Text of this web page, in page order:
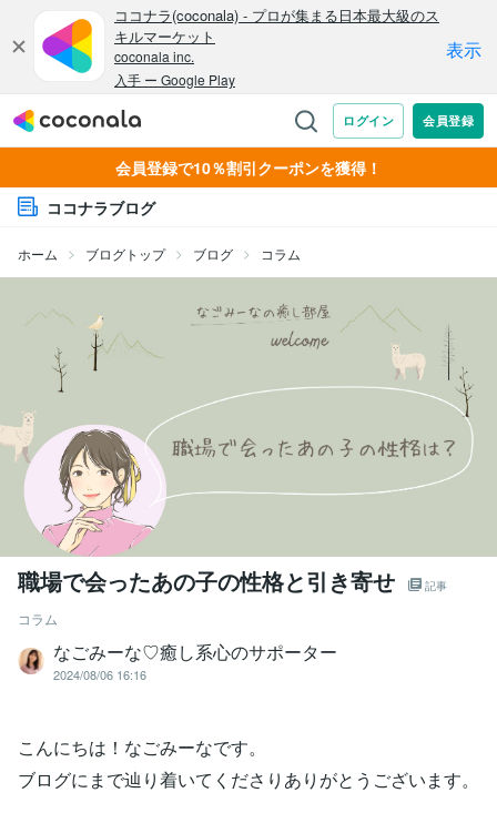
会員登録で10％割引クーポンを獲得！
ココナラブログ
ホーム ブログトップ ブログ コラム
職場で会ったあの子の性格と引き寄せ 記事
コラム
なごみーな♡癒し系心のサポーター
2024/08/06 16:16
こんにちは！なごみーなです。
ブログにまで辿り着いてくださりありがとうございます。